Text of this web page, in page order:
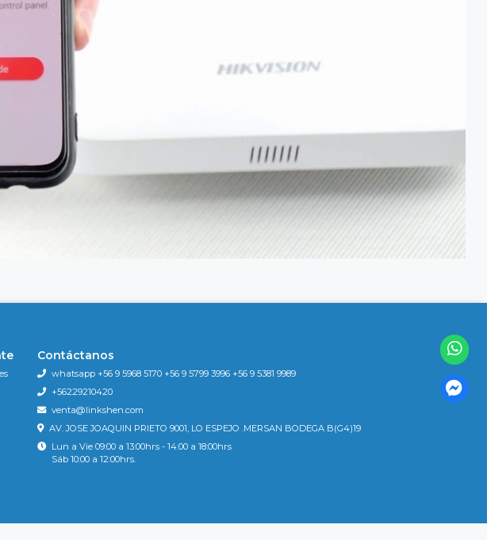
Contáctanos
whatsapp +56 9 5968 5170 +56 9 5799 3996 +56 9 5381 9989
+56229210420
venta@linkshen.com
AV. JOSE JOAQUIN PRIETO 9001, LO ESPEJO .MERSAN BODEGA B(G4)19
Lun a Vie 09:00 a 13:00hrs - 14:00 a 18:00hrs
Sáb 10:00 a 12:00hrs.